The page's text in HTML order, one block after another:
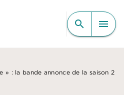
CONTENU
search menu
» : la bande annonce de la saison 2